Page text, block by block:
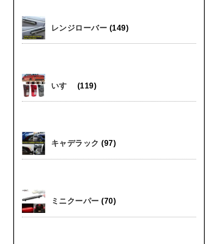
レンジローバー (149)
いすゞ (119)
キャデラック(97)
ミニクーパー(70)